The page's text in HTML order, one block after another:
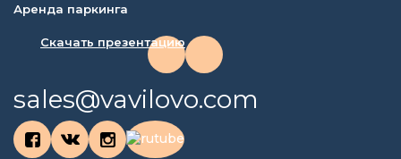
Аренда паркинга
Скачать презентацию
sales@vavilovo.com